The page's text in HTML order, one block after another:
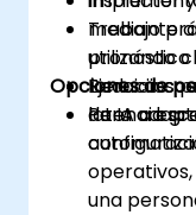
mediante
pronóstico
Reducir
latencia
Trabajo
utilizando
Ejercicios
de IA a
Opciones de
Para
una